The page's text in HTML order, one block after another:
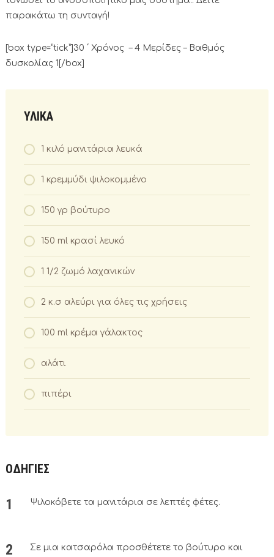
παρακάτω τη συνταγή!
[box type=”tick”]30 ΄ Χρόνος – 4 Μερίδες – Βαθμός
δυσκολίας 1[/box]
ΥΛΙΚΑ
1 κιλό μανιτάρια λευκά
1 κρεμμύδι ψιλοκομμένο
150 γρ βούτυρο
150 ml κρασί λευκό
1 1/2 ζωμό λαχανικών
2 κ.σ αλεύρι για όλες τις χρήσεις
100 ml κρέμα γάλακτος
αλάτι
πιπέρι
ΟΔΗΓΙΕΣ
Ψιλοκόβετε τα μανιτάρια σε λεπτές φέτες.
Σε μια κατσαρόλα προσθέτετε το βούτυρο και